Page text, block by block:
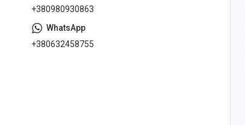
+380980930863
+380632458755